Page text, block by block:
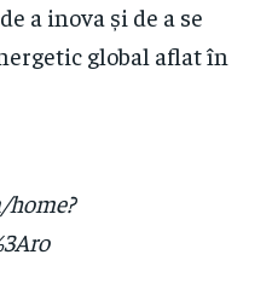
a inova și de a se
global aflat în